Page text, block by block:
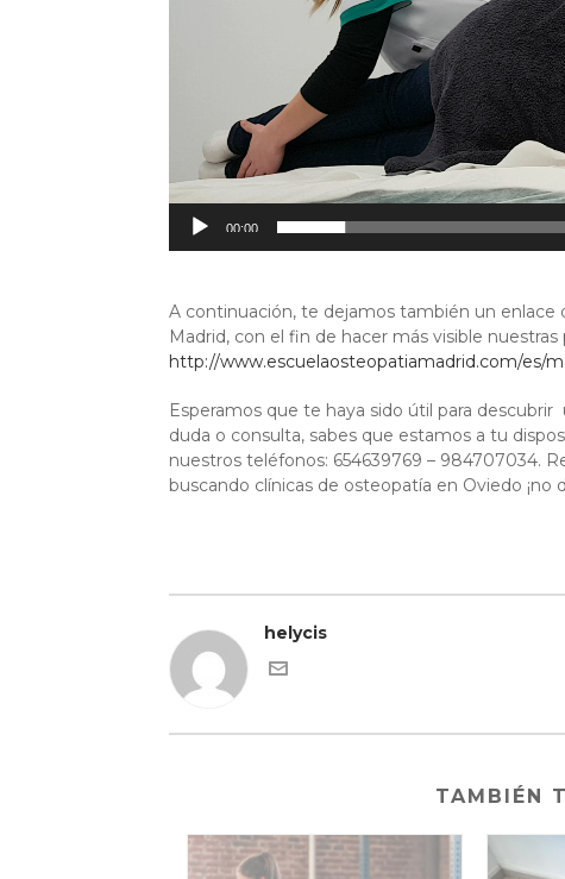
00:00
A continuación, te dejamos también un enlace
Madrid, con el fin de hacer más visible nuestras
http://www.escuelaosteopatiamadrid.com/es/
Esperamos que te haya sido útil para
duda o consulta, sabes que estamos a tu
nuestros teléfonos: 654639769 – 984707034.
buscando clínicas de osteopatía en Oviedo ¡no
helycis
TAMBIÉN